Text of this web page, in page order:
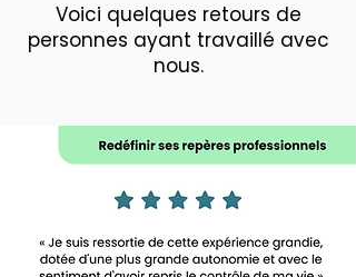
Voici quelques retours de
personnes ayant travaillé avec
nous.